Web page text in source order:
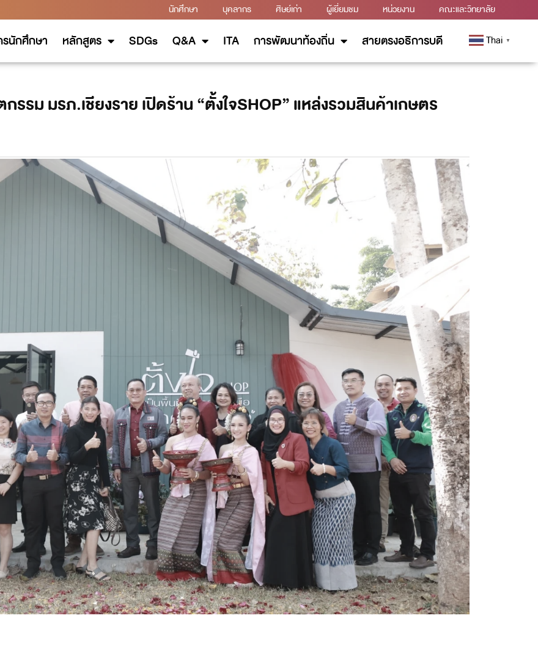
นักศึกษา บุคลากร ศิษย์เก่า ผู้เยี่ยมชม หน่วยงาน คณะและวิทยาลัย
นักศึกษา หลักสูตร SDGs Q&A ITA การพัฒนาท้องถิ่น สายตรงอธิการบดี Thai ▼
รรม มรภ.เชียงราย เปิดร้าน “ตั้งใจSHOP” แหล่งรวมสินค้าเกษตร